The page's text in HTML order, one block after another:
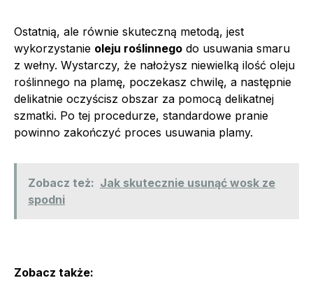
Ostatnią, ale równie skuteczną metodą, jest
wykorzystanie oleju roślinnego do usuwania smaru
z wełny. Wystarczy, że nałożysz niewielką ilość oleju
roślinnego na plamę, poczekasz chwilę, a następnie
delikatnie oczyścisz obszar za pomocą delikatnej
szmatki. Po tej procedurze, standardowe pranie
powinno zakończyć proces usuwania plamy.
Zobacz też: Jak skutecznie usunąć wosk ze
spodni
Zobacz także: